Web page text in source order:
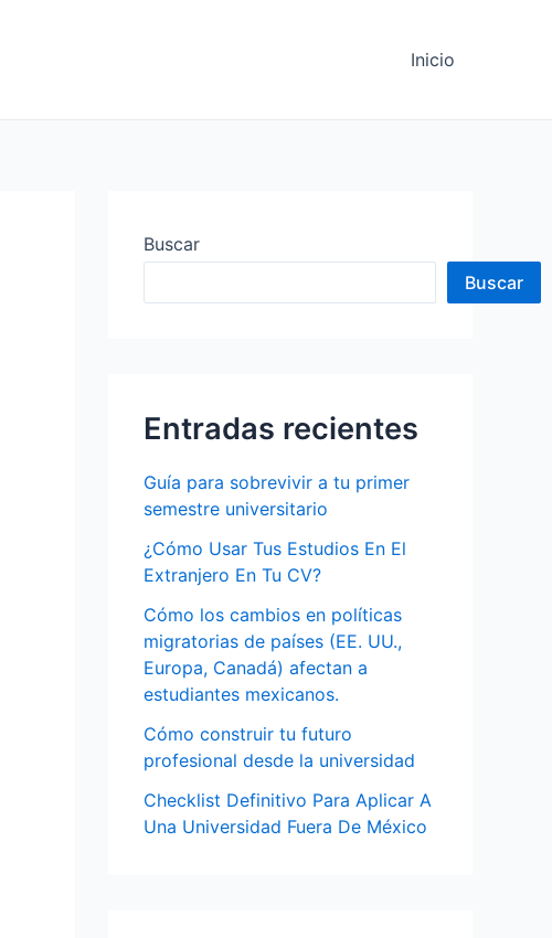
Inicio
Buscar
Buscar
Entradas recientes
Guía para sobrevivir a tu primer
semestre universitario
¿Cómo Usar Tus Estudios En El
Extranjero En Tu CV?
Cómo los cambios en políticas
migratorias de países (EE. UU.,
Europa, Canadá) afectan a
estudiantes mexicanos.
Cómo construir tu futuro
profesional desde la universidad
Checklist Definitivo Para Aplicar A
Una Universidad Fuera De México